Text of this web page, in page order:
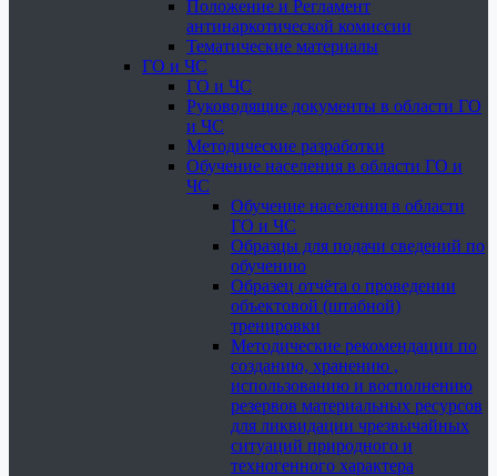
Положение и Регламент
антинаркотической комиссии
Тематические материалы
ГО и ЧС
ГО и ЧС
Руководящие документы в области ГО
и ЧС
Методические разработки
Обучение населения в области ГО и
ЧС
Обучение населения в области
ГО и ЧС
Образцы для подачи сведений по
обучению
Образец отчёта о проведении
объектовой (штабной)
тренировки
Методические рекомендации по
созданию, хранению ,
использованию и восполнению
резервов материальных ресурсов
для ликвидации чрезвычайных
ситуаций природного и
техногенного характера